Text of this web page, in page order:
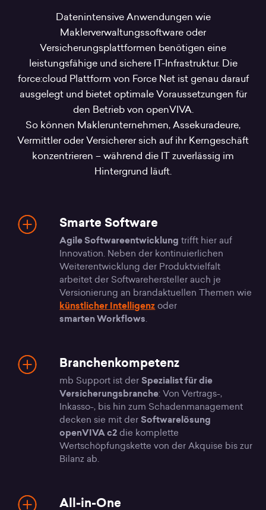
Datenintensive Anwendungen wie
Maklerverwaltungssoftware oder
Versicherungsplattformen benötigen eine
leistungsfähige und sichere IT-Infrastruktur. Die
force:cloud Plattform von Force Net ist genau darauf
ausgelegt und bietet optimale Voraussetzungen für
den Betrieb von openVIVA.
So können Maklerunternehmen, Assekuradeure,
Vermittler oder Versicherer sich auf ihr Kerngeschäft
konzentrieren – während die IT zuverlässig im
Hintergrund läuft.
Smarte Software
Agile Softwareentwicklung trifft hier auf
Innovation. Neben der kontinuierlichen
Weiterentwicklung der Produktvielfalt
arbeitet der Softwarehersteller auch je
Versionierung an brandaktuellen Themen wie
künstlicher Intelligenz oder
smarten Workflows.
Branchenkompetenz
mb Support ist derSpezialist für die
Versicherungsbranche: Von Vertrags-,
Inkasso-, bis hin zum Schadenmanagement
decken sie mit derSoftwarelösung
openVIVA c2 die komplette
Wertschöpfungskette von der Akquise bis zur
Bilanz ab.
All-in-One